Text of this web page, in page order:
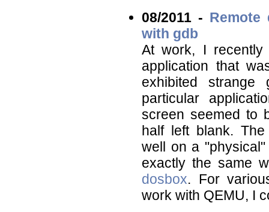
08/2011 - Remote
with gdb
At work, I
application that
exhibited strange
particular
screen seemed to
half left blank.
well on a
exactly the same
dosbox. For
work with QEMU, I